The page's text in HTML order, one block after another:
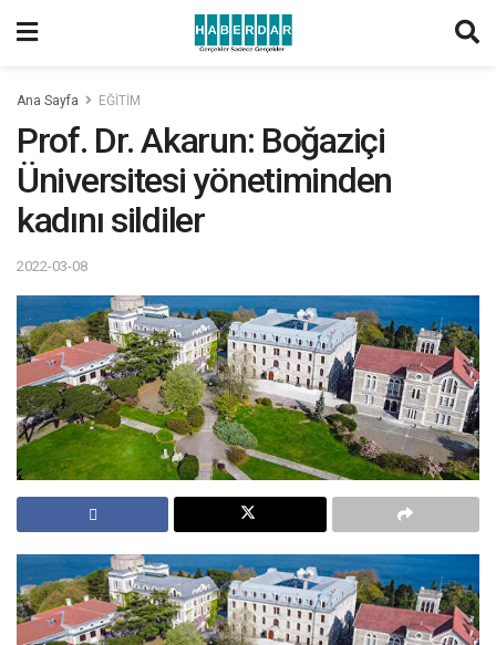
Ana Sayfa EĞİTİM
Prof. Dr. Akarun: Boğaziçi
Üniversitesi yönetiminden
kadını sildiler
2022-03-08